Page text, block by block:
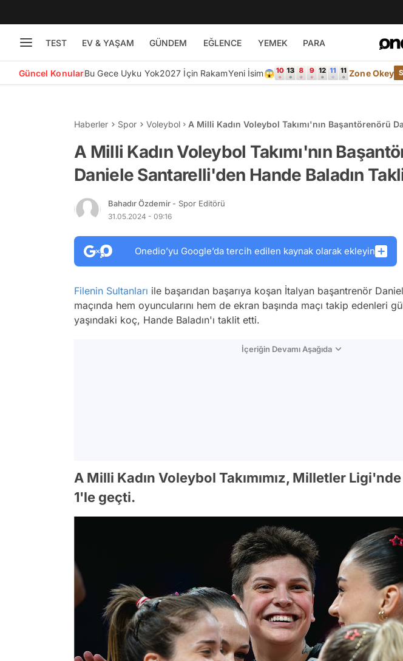
TEST EV & YAŞAM GÜNDEM EĞLENCE YEMEK PARA
Güncel KonularBu Gece Uyku Yok2027 İçin RakamYeni İsim😱 Zone Okey
Haberler Spor Voleybol
A Milli Kadın Voleybol Takımı'nın Başantörenörü
A Milli Kadın Voleybol Takımı'nın
Daniele Santarelli'den Hande Baladın
Bahadır Özdemir - Spor Editörü
31.05.2024 - 09:16
Onedio’yu Google’da tercih edilen kaynak olarak ekleyin
Filenin Sultanları ile başarıdan başarıya koşan İtalyan başantrenör
maçında hem oyuncularını hem de ekran başında maçı takip edenleri
yaşındaki koç, Hande Baladın'ı taklit etti.
İçeriğin Devamı Aşağıda
A Milli Kadın Voleybol Takımımız, Milletler
1'le geçti.